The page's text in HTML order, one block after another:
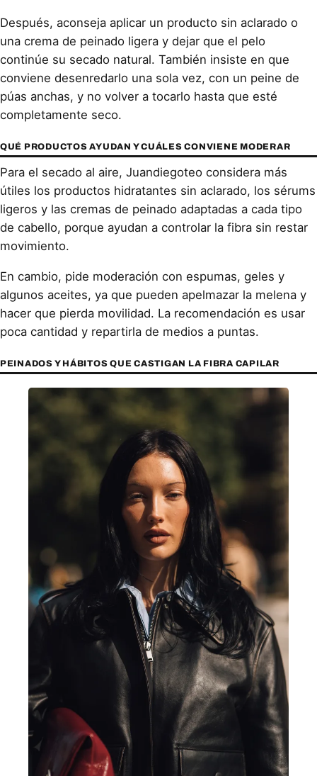
Después, aconseja aplicar un producto sin aclarado o
una crema de peinado ligera y dejar que el pelo
continúe su secado natural. También insiste en que
conviene desenredarlo una sola vez, con un peine de
púas anchas, y no volver a tocarlo hasta que esté
completamente seco.
QUÉ PRODUCTOS AYUDAN Y CUÁLES CONVIENE MODERAR
Para el secado al aire, Juandiegoteo considera más
útiles los productos hidratantes sin aclarado, los sérums
ligeros y las cremas de peinado adaptadas a cada tipo
de cabello, porque ayudan a controlar la fibra sin restar
movimiento.
En cambio, pide moderación con espumas, geles y
algunos aceites, ya que pueden apelmazar la melena y
hacer que pierda movilidad. La recomendación es usar
poca cantidad y repartirla de medios a puntas.
PEINADOS Y HÁBITOS QUE CASTIGAN LA FIBRA CAPILAR